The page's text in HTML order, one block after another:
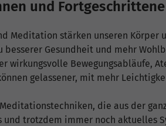
und Fortgeschrittene
Meditation stärken unseren Körper
Gesundheit und mehr
wirkungsvolle Bewegungsabläufe,
gelassener, mit mehr
die aus der
trotzdem immer noch aktuelles